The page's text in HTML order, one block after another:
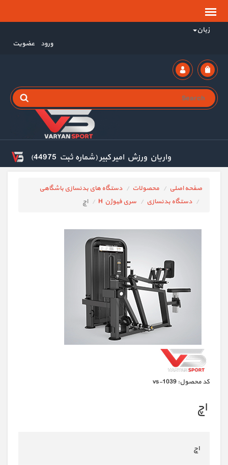
زبان
ورود عضویت
واریان ورزش امیر کبیر (شماره ثبت 44975)
صفحه اصلی محصولات
دستگاه های بدنسازی باشگاهی
دستگاه بدنسازی
سری فیوژن H اچ
كد محصول: vs-1039
اچ
اچ